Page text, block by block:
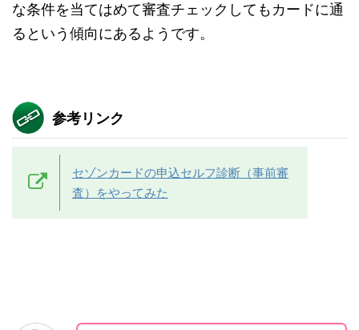
な条件を当てはめて審査チェックしてもカードに通
るという傾向にあるようです。
参考リンク
セゾンカードの申込セルフ診断（事前審
査）をやってみた